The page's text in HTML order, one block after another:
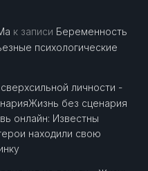
к записи Беременность
психологические
личности -
без сценария
онлайн: Известны
находили свою